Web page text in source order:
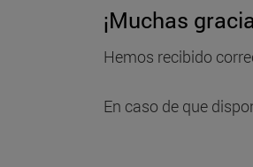
¡Muchas
Hemos recibido
En caso de que